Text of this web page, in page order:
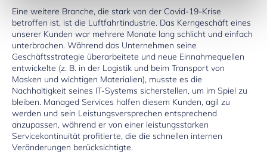
Eine weitere Branche, die stark von der Covid-19-Krise
betroffen ist, ist die Luftfahrtindustrie. Das Kerngeschäft eines
unserer Kunden war mehrere Monate lang schlicht und einfach
unterbrochen. Während das Unternehmen seine
Geschäftsstrategie überarbeitete und neue Einnahmequellen
entwickelte (z. B. in der Logistik und beim Transport von
Masken und wichtigen Materialien), musste es die
Nachhaltigkeit seines IT-Systems sicherstellen, um im Spiel zu
bleiben. Managed Services halfen diesem Kunden, agil zu
werden und sein Leistungsversprechen entsprechend
anzupassen, während er von einer leistungsstarken
Servicekontinuität profitierte, die die schnellen internen
Veränderungen berücksichtigte.